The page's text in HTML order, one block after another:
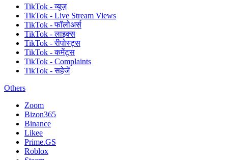
TikTok - व्यूज़
TikTok - Live Stream Views
TikTok - फॉलोअर्स
TikTok - लाइक्स
TikTok - रीपोस्ट्स
TikTok - कमेंट्स
TikTok - Complaints
TikTok - सहेजें
Others
Zoom
Bizon365
Binance
Likee
Prime.GS
Roblox